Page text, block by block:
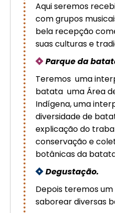
Aqui seremos
com grupos
bela recepção
suas culturas e
Parque da
Teremos uma
batata uma Área
Indígena, uma
diversidade de
explicação do
conservação e
botânicas da
Degustação.
Depois teremos
saborear diversas